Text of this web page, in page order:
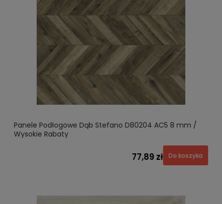
Panele Podłogowe Dąb Stefano D80204 AC5 8 mm /
Wysokie Rabaty
77,89 zł Do koszyka